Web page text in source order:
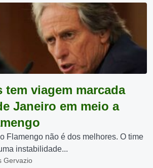
tem viagem marcada
Janeiro em meio a
Flamengo não é dos melhores. O time
instabilidade...
Gervazio